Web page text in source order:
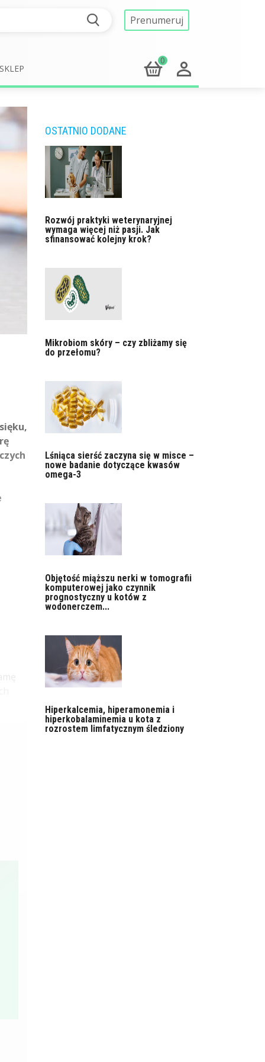
Prenumeruj
0
OSTATNIO DODANE
Rozwój praktyki weterynaryjnej
wymaga więcej niż pasji. Jak
sfinansować kolejny krok?
Mikrobiom skóry – czy zbliżamy się
do przełomu?
Lśniąca sierść zaczyna się w misce –
nowe badanie dotyczące kwasów
omega-3
Objętość miąższu nerki w tomografii
komputerowej jako czynnik
prognostyczny u kotów z
wodonerczem...
Hiperkalcemia, hiperamonemia i
hiperkobalaminemia u kota z
rozrostem limfatycznym śledziony